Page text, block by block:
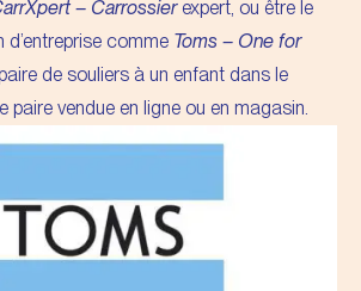
– Carrossierexpert, ou être le
d’entreprise comme Toms – One for
de souliers à un enfant dans le
paire vendue en ligne ou en magasin.